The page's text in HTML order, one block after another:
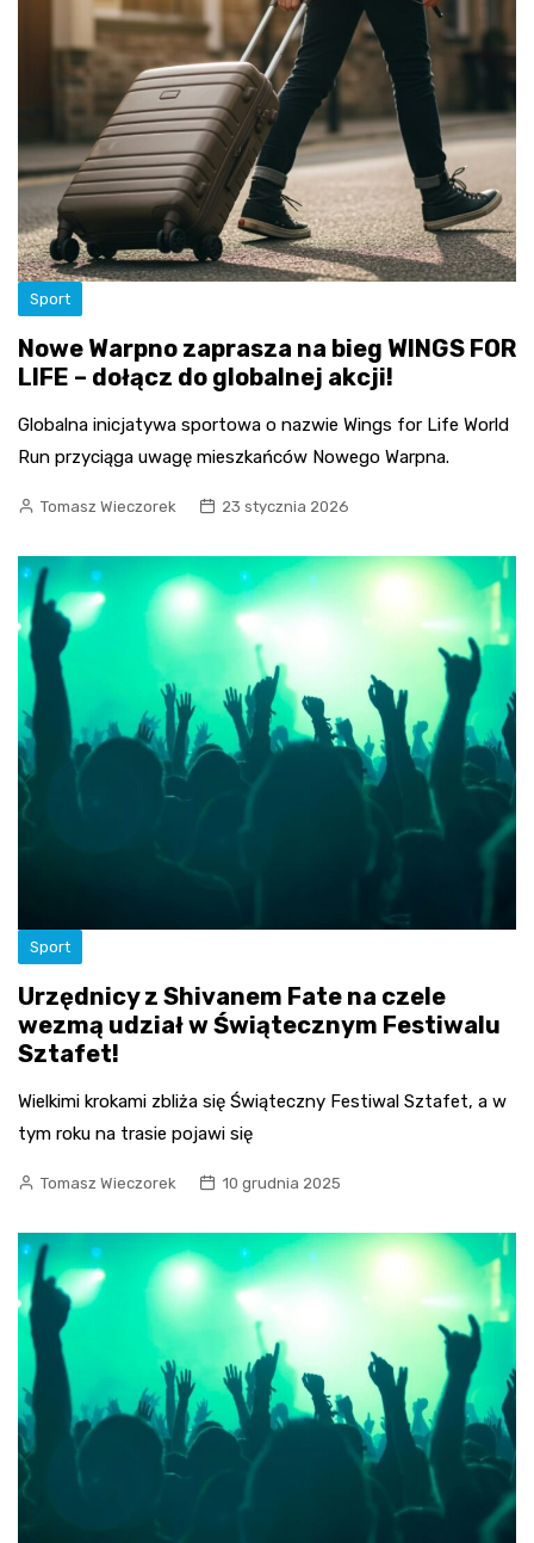
Sport
Nowe Warpno zaprasza na bieg WINGS FOR
LIFE – dołącz do globalnej akcji!
Globalna inicjatywa sportowa o nazwie Wings for Life World
Run przyciąga uwagę mieszkańców Nowego Warpna.
Tomasz Wieczorek 23 stycznia 2026
Sport
Urzędnicy z Shivanem Fate na czele
wezmą udział w Świątecznym Festiwalu
Sztafet!
Wielkimi krokami zbliża się Świąteczny Festiwal Sztafet, a w
tym roku na trasie pojawi się
Tomasz Wieczorek 10 grudnia 2025